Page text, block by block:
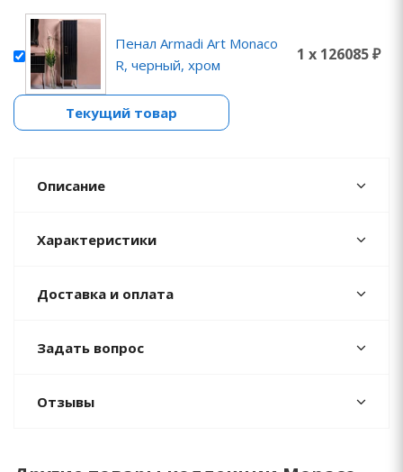
Пенал Armadi Art Monaco
R, черный, хром
1 x 126085 ₽
Текущий товар
Описание
Характеристики
Доставка и оплата
Задать вопрос
Отзывы